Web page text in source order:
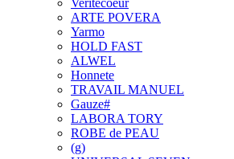
ARTE POVERA
Yarmo
HOLD FAST
ALWEL
Honnete
TRAVAIL MANUEL
Gauze#
LABORA TORY
ROBE de PEAU
(g)